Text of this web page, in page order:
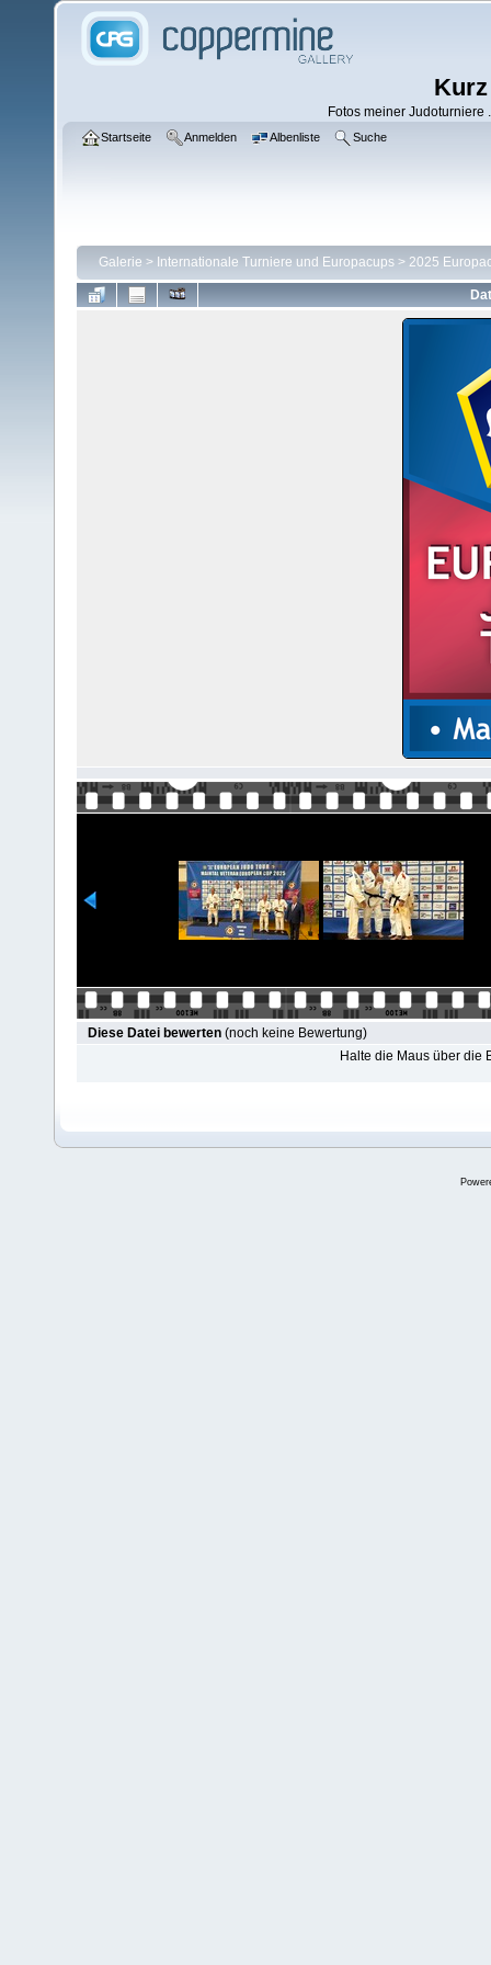
Fotos meiner
Startseite Anmelden Albenliste Suche
Galerie > Internationale Turniere und Europacups > 2025
Diese Datei bewerten (noch keine Bewertung)
Halte die Maus über die